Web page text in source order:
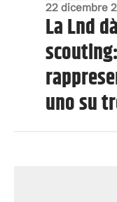
22 dicembre
La Lnd
uno su